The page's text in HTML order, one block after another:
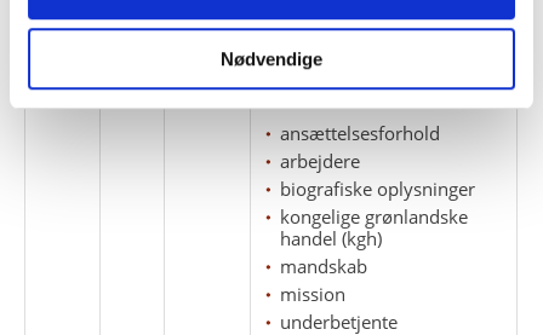
Nødvendige
Biografiske notater om
Upernavik. Underbetjente og
mandskab.
ansættelsesforhold
arbejdere
biografiske oplysninger
kongelige grønlandske
handel (kgh)
mandskab
mission
underbetjente